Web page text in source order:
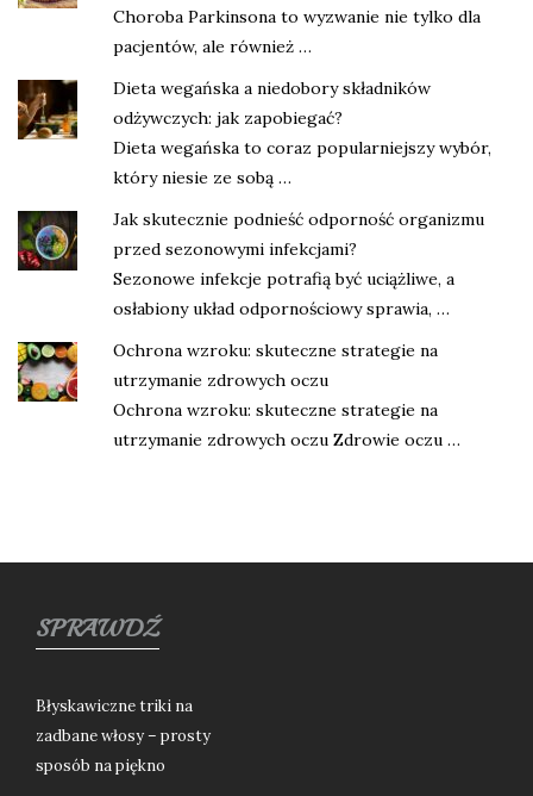
Choroba Parkinsona to wyzwanie nie tylko dla
pacjentów, ale również …
Dieta wegańska a niedobory składników
odżywczych: jak zapobiegać?
Dieta wegańska to coraz popularniejszy wybór,
który niesie ze sobą …
Jak skutecznie podnieść odporność organizmu
przed sezonowymi infekcjami?
Sezonowe infekcje potrafią być uciążliwe, a
osłabiony układ odpornościowy sprawia, …
Ochrona wzroku: skuteczne strategie na
utrzymanie zdrowych oczu
Ochrona wzroku: skuteczne strategie na
utrzymanie zdrowych oczu Zdrowie oczu …
SPRAWDŹ
Błyskawiczne triki na
zadbane włosy – prosty
sposób na piękno